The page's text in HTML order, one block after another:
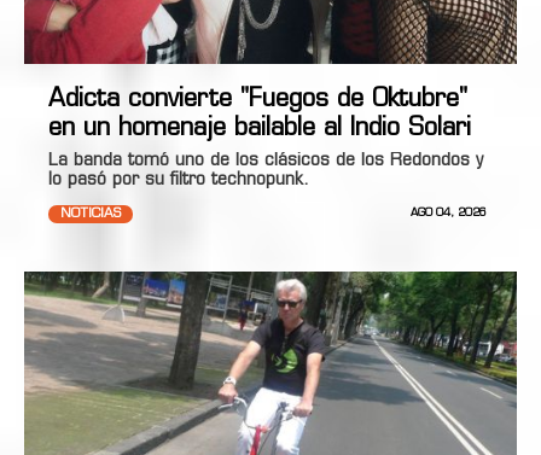
Adicta convierte "Fuegos de Oktubre"
en un homenaje bailable al Indio Solari
La banda tomó uno de los clásicos de los Redondos y
lo pasó por su filtro technopunk.
NOTICIAS AGO 04, 2026